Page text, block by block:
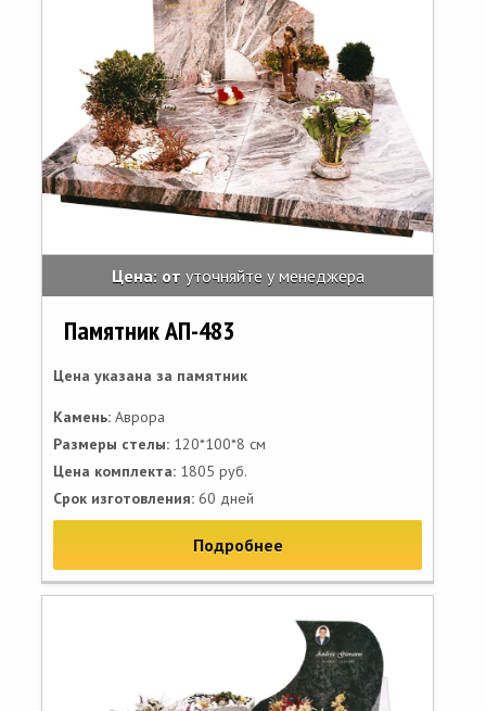
Цена: от уточняйте у менеджера
Памятник АП-483
Цена указана за памятник
Камень: Аврора
Размеры стелы: 120*100*8 см
Цена комплекта: 1805 руб.
Срок изготовления: 60 дней
Подробнее